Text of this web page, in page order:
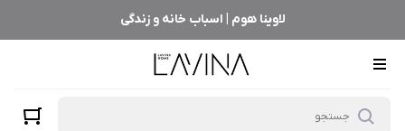
لاوینا هوم | اسباب خانه و زندگی